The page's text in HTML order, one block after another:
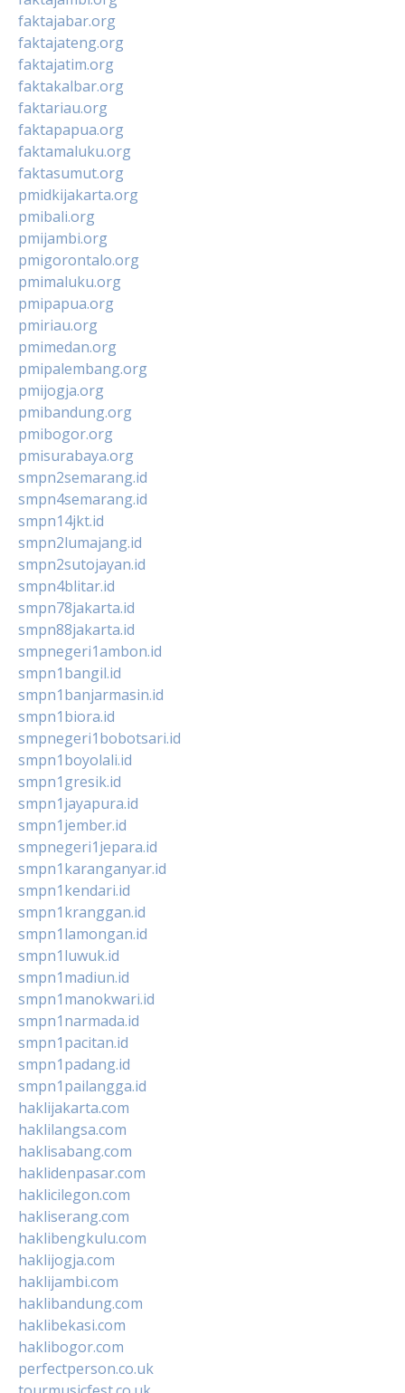
faktajabar.org
faktajateng.org
faktajatim.org
faktakalbar.org
faktariau.org
faktapapua.org
faktamaluku.org
faktasumut.org
pmidkijakarta.org
pmibali.org
pmijambi.org
pmigorontalo.org
pmimaluku.org
pmipapua.org
pmiriau.org
pmimedan.org
pmipalembang.org
pmijogja.org
pmibandung.org
pmibogor.org
pmisurabaya.org
smpn2semarang.id
smpn4semarang.id
smpn14jkt.id
smpn2lumajang.id
smpn2sutojayan.id
smpn4blitar.id
smpn78jakarta.id
smpn88jakarta.id
smpnegeri1ambon.id
smpn1bangil.id
smpn1banjarmasin.id
smpn1biora.id
smpnegeri1bobotsari.id
smpn1boyolali.id
smpn1gresik.id
smpn1jayapura.id
smpn1jember.id
smpnegeri1jepara.id
smpn1karanganyar.id
smpn1kendari.id
smpn1kranggan.id
smpn1lamongan.id
smpn1luwuk.id
smpn1madiun.id
smpn1manokwari.id
smpn1narmada.id
smpn1pacitan.id
smpn1padang.id
smpn1pailangga.id
haklijakarta.com
haklilangsa.com
haklisabang.com
haklidenpasar.com
haklicilegon.com
hakliserang.com
haklibengkulu.com
haklijogja.com
haklijambi.com
haklibandung.com
haklibekasi.com
haklibogor.com
perfectperson.co.uk